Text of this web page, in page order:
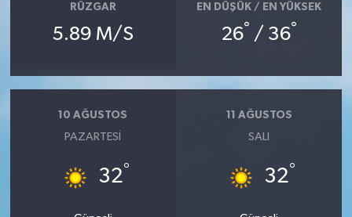
RÜZGAR
5.89 M/S
EN DÜŞÜK / EN YÜKSEK
26° / 36°
10 AĞUSTOS
PAZARTESI
32°
11 AĞUSTOS
SALI
32°